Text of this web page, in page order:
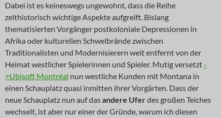
Dabei ist es keineswegs ungewohnt, dass die Reihe
zeithistorisch wichtige Aspekte aufgreift. Bislang
thematisierten Vorgänger postkoloniale Depressionen in
Afrika oder kulturellen Schwelbrände zwischen
Traditionalisten und Modernisierern weit entfernt von der
Heimat westlicher Spielerinnen und Spieler. Mutig versetzt-
>Ubisoft Montréal nun westliche Kunden mit Montana in
einen Schauplatz quasi inmitten ihrer Vorgärten. Dass der
neue Schauplatz nun auf dasandere Uferdes großen Teiches
wechselt, ist aber nur einer der Gründe, warum ich diesen